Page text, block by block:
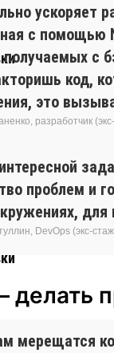
ускоряет
с помощью
с
код,
это
разработчик
проблем и
для
DevOps (экс-
делать
мерещатся